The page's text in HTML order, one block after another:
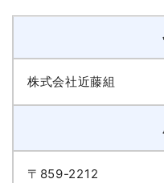
株式会社近藤組
〒859-2212